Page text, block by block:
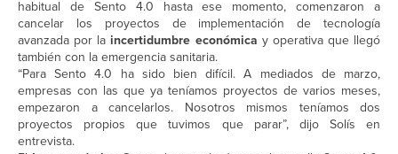
habitual de Sento 4.0 hasta ese momento, comenzaron a
cancelar los proyectos de implementación de tecnología
avanzada por laincertidumbre económica y operativa que llegó
también con la emergencia sanitaria.
“Para Sento 4.0 ha sido bien difícil. A mediados de marzo,
empresas con las que ya teníamos proyectos de varios meses,
empezaron a cancelarlos. Nosotros mismos teníamos dos
proyectos propios que tuvimos que parar”, dijo Solís en
entrevista.